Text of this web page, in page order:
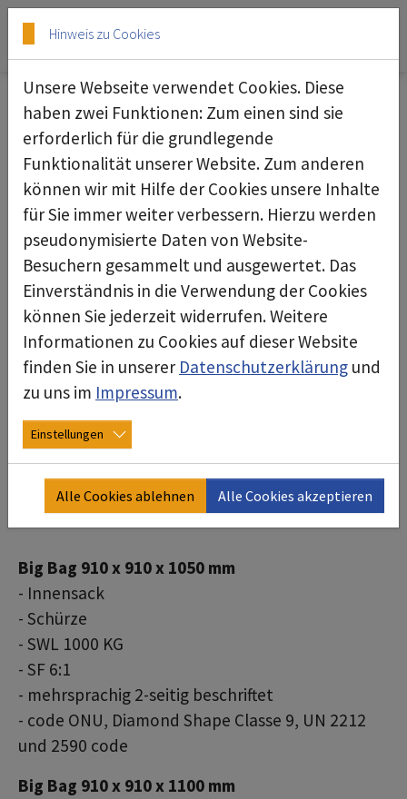
Skip to main content
Skip to page footer
Big-Bag
Big Bag 910 x 910 x 1050 mm
- Innensack
- Schürze
- SWL 1000 KG
- SF 6:1
- mehrsprachig 2-seitig beschriftet
- code ONU, Diamond Shape Classe 9, UN 2212
und 2590 code
Big Bag 910 x 910 x 1100 mm
Hinweis zu Cookies
Unsere Webseite verwendet Cookies. Diese
haben zwei Funktionen: Zum einen sind sie
erforderlich für die grundlegende
Funktionalität unserer Website. Zum anderen
können wir mit Hilfe der Cookies unsere Inhalte
für Sie immer weiter verbessern. Hierzu werden
pseudonymisierte Daten von Website-
Besuchern gesammelt und ausgewertet. Das
Einverständnis in die Verwendung der Cookies
können Sie jederzeit widerrufen. Weitere
Informationen zu Cookies auf dieser Website
finden Sie in unserer Datenschutzerklärung und
zu uns im Impressum.
Einstellungen
Alle Cookies ablehnen Alle Cookies akzeptieren